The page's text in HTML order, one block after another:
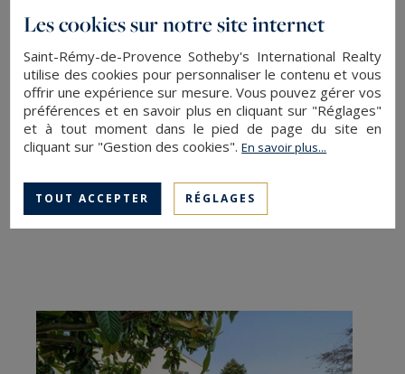
Saint-Rémy-de-Provence
MAISON 268M² 6 PIÈCES
2 450 000 €
CHARGER PLUS D'ANNONCES
Les cookies sur notre site internet
Saint-Rémy-de-Provence Sotheby's International Realty
utilise des cookies pour personnaliser le contenu et vous
offrir une expérience sur mesure. Vous pouvez gérer vos
préférences et en savoir plus en cliquant sur "Réglages"
et à tout moment dans le pied de page du site en
cliquant sur "Gestion des cookies".En savoir plus...
TOUT ACCEPTER RÉGLAGES